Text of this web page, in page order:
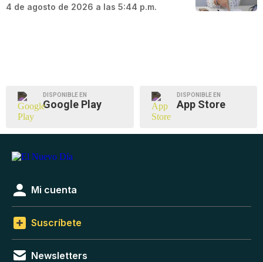
4 de agosto de 2026 a las 5:44 p.m.
DISPONIBLE EN
Google Play
DISPONIBLE EN
App Store
Mi cuenta
Suscríbete
Newsletters